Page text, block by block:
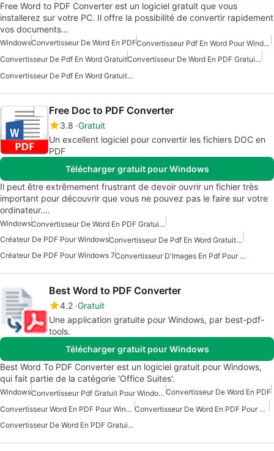
Free Word to PDF Converter est un logiciel gratuit que vous
installerez sur votre PC. Il offre la possibilité de convertir rapidement
vos documents…
WindowsConvertisseur De Word En PDF
Convertisseur Pdf En Word Pour Windows
Convertisseur De Pdf En Word Gratuit
Convertisseur De Word En PDF Gratuit Pour Windows 7
Convertisseur De Pdf En Word Gratuit Pour Windows
Free Doc to PDF Converter
3.8 Gratuit
Un excellent logiciel pour convertir les fichiers DOC en
PDF
Télécharger gratuit pour Windows
Il peut être extrêmement frustrant de devoir ouvrir un fichier très
important pour découvrir que vous ne pouvez pas le faire sur votre
ordinateur.…
Windows
Convertisseur De Word En PDF Gratuit Pour Windows 7
Créateur De PDF Pour Windows
Convertisseur De Pdf En Word Gratuit Pour Windows
Créateur De PDF Pour Windows 7
Convertisseur D'Images En Pdf Pour Windows
Best Word to PDF Converter
4.2 Gratuit
Une application gratuite pour Windows, par best-pdf-
tools.
Télécharger gratuit pour Windows
Best Word To PDF Converter est un logiciel gratuit pour Windows,
qui fait partie de la catégorie 'Office Suites'.
Windows Convertisseur Pdf Gratuit Pour Windows 7 Convertisseur De Word En PDF
Convertisseur Word En PDF Pour Windows 10
Convertisseur De Word En PDF Pour Windows
Convertisseur De Word En PDF Gratuit Pour Windows 7